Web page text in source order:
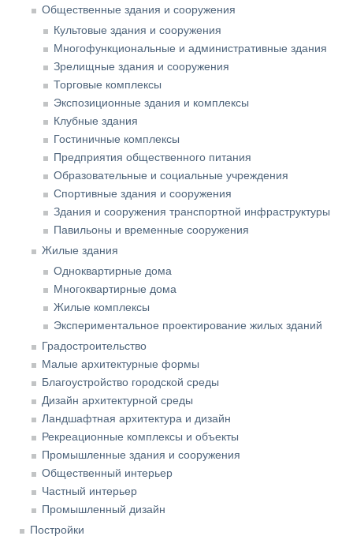
Общественные здания и сооружения
Культовые здания и сооружения
Многофункциональные и административные здания
Зрелищные здания и сооружения
Торговые комплексы
Экспозиционные здания и комплексы
Клубные здания
Гостиничные комплексы
Предприятия общественного питания
Образовательные и социальные учреждения
Спортивные здания и сооружения
Здания и сооружения транспортной инфраструктуры
Павильоны и временные сооружения
Жилые здания
Одноквартирные дома
Многоквартирные дома
Жилые комплексы
Экспериментальное проектирование жилых зданий
Градостроительство
Малые архитектурные формы
Благоустройство городской среды
Дизайн архитектурной среды
Ландшафтная архитектура и дизайн
Рекреационные комплексы и объекты
Промышленные здания и сооружения
Общественный интерьер
Частный интерьер
Промышленный дизайн
Постройки